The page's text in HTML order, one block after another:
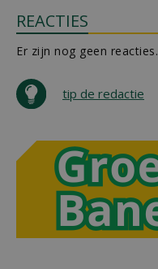
REACTIES
Er zijn nog geen reacties.
tip de redactie